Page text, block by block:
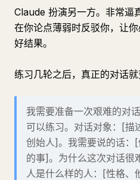
Claude 扮演另一方。非常逼
在你论点薄弱时反驳你，让
好结果。
练习几轮之后，真正的对话就
我需要准备一次艰难的对
可以练习。对话对象：[
创始人]。我需要说的话：
的事]。为什么这次对话很
人是什么样的人：[性格、